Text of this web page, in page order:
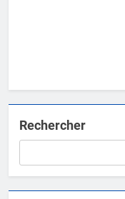
Rechercher